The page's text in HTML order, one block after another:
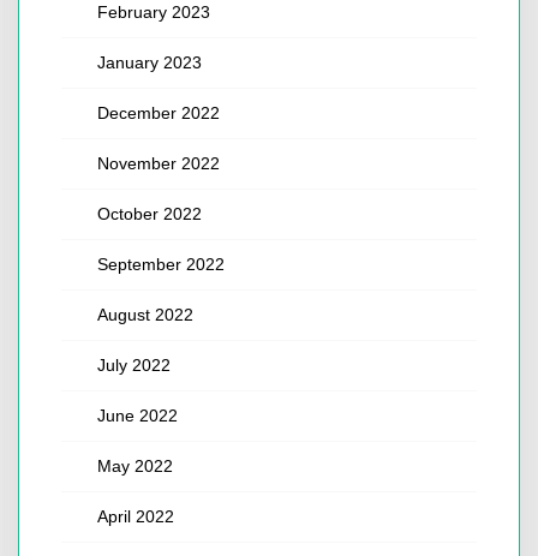
February 2023
January 2023
December 2022
November 2022
October 2022
September 2022
August 2022
July 2022
June 2022
May 2022
April 2022